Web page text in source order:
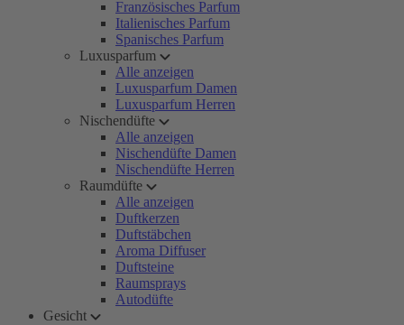
Französisches Parfum
Italienisches Parfum
Spanisches Parfum
Luxusparfum
Alle anzeigen
Luxusparfum Damen
Luxusparfum Herren
Nischendüfte
Alle anzeigen
Nischendüfte Damen
Nischendüfte Herren
Raumdüfte
Alle anzeigen
Duftkerzen
Duftstäbchen
Aroma Diffuser
Duftsteine
Raumsprays
Autodüfte
Gesicht